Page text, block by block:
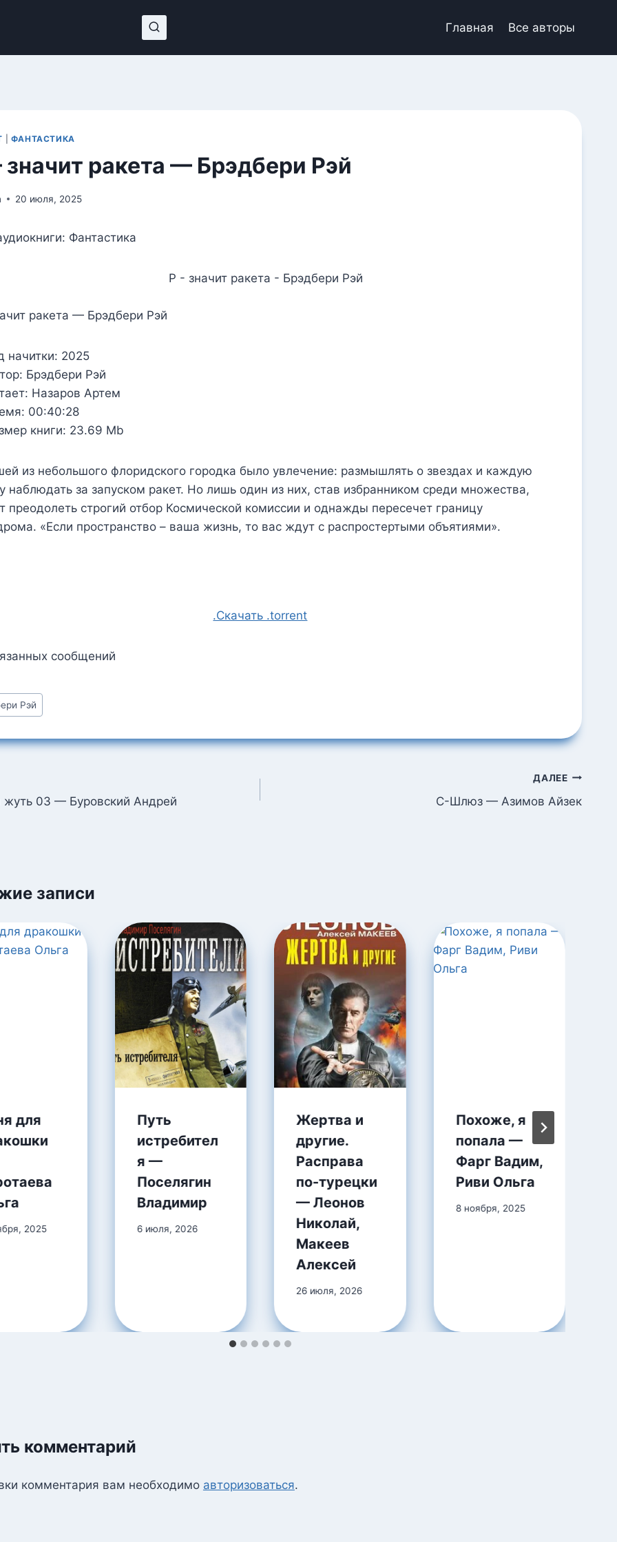
Главная Все авторы
ФАНТАСТИКА
ракета — Брэдбери Рэй
20 июля, 2025
Фантастика
ракета — Брэдбери Рэй
начитки: 2025
Брэдбери Рэй
Назаров Артем
00:40:28
книги: 23.69 Mb
из небольшого флоридского городка было увлечение: размышлять о звездах и каждую
наблюдать за запуском ракет. Но лишь один из них, став избранником среди множества,
преодолеть строгий отбор Космической комиссии и однажды пересечет границу
«Если пространство – ваша жизнь, то вас ждут с распростертыми объятиями».
.Скачать .torrent
сообщений
Рэй
жуть 03 — Буровский Андрей
ДАЛЕЕ
С-Шлюз — Азимов Айзек
записи
для
2025
Путь
истребител
я —
Поселягин
Владимир
6 июля, 2026
Жертва и
другие.
Расправа
по-турецки
— Леонов
Николай,
Макеев
Алексей
26 июля, 2026
Похоже, я
попала —
Фарг Вадим,
Риви Ольга
8 ноября, 2025
комментарий
комментария вам необходимо авторизоваться.